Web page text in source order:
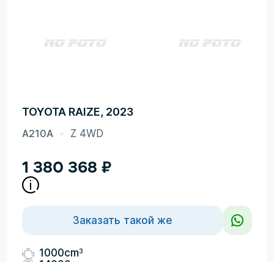
TOYOTA RAIZE, 2023
A210A Z 4WD
1 380 368 ₽
Заказать такой же
1000cm3